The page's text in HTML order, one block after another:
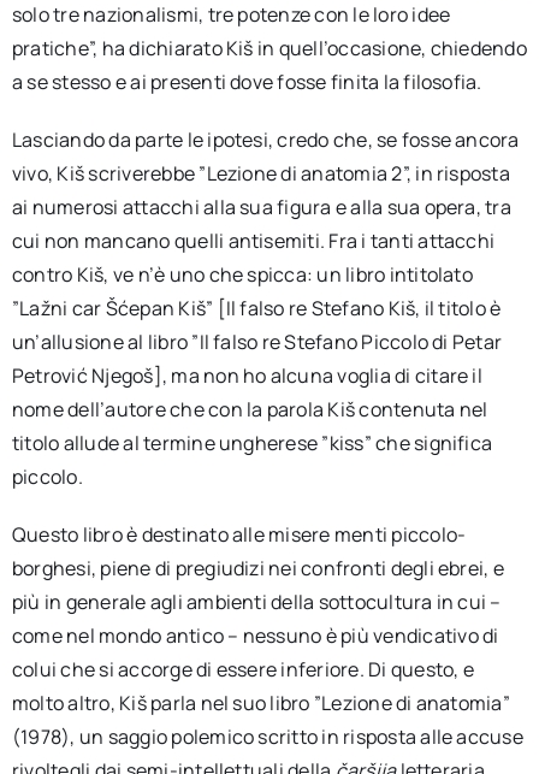
solo tre nazionalismi, tre potenze con le loro idee
pratiche”, ha dichiarato Kiš in quell’occasione, chiedendo
a se stesso e ai presenti dove fosse finita la filosofia.
Lasciando da parte le ipotesi, credo che, se fosse ancora
vivo, Kiš scriverebbe ”Lezione di anatomia 2”, in risposta
ai numerosi attacchi alla sua figura e alla sua opera, tra
cui non mancano quelli antisemiti. Fra i tanti attacchi
contro Kiš, ve n’è uno che spicca: un libro intitolato
”Lažni car Šćepan Kiš” [Il falso re Stefano Kiš, il titolo è
un’allusione al libro ”Il falso re Stefano Piccolo di Petar
Petrović Njegoš], ma non ho alcuna voglia di citare il
nome dell’autore che con la parola Kiš contenuta nel
titolo allude al termine ungherese ”kiss” che significa
piccolo.
Questo libro è destinato alle misere menti piccolo-
borghesi, piene di pregiudizi nei confronti degli ebrei, e
più in generale agli ambienti della sottocultura in cui –
come nel mondo antico – nessuno è più vendicativo di
colui che si accorge di essere inferiore. Di questo, e
molto altro, Kiš parla nel suo libro ”Lezione di anatomia”
(1978), un saggio polemico scritto in risposta alle accuse